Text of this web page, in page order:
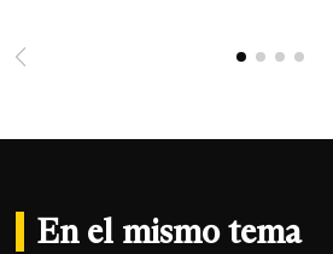
En el mismo tema